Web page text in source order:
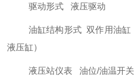
驱动形式 液压驱动
油缸结构形式 双作用油缸
液压缸）
液压站仪表 油位/油温开关